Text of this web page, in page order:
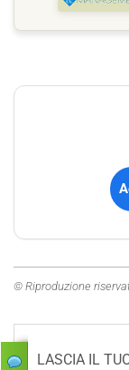
© Riproduzione
LASCIA IL